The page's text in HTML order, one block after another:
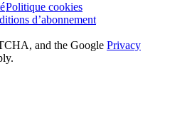
Politique cookies
d’abonnement
and the Google Privacy